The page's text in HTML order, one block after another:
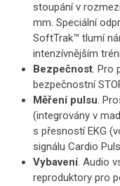
stoupání v
mm. Speciální
SoftTrak™ tlumí
intenzívnějším
Bezpečnost. Pro
bezpečnostní
Měření pulsu.
(integrovány v
s přesností EKG
signálu Cardio
Vybavení. Audio
reproduktory pro